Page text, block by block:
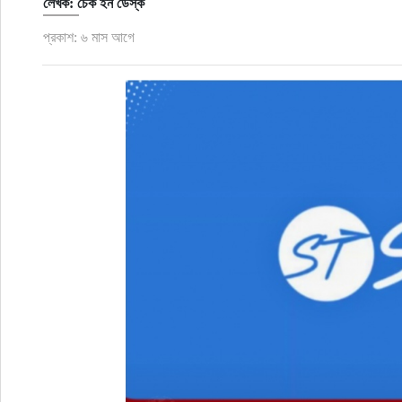
লেখক: চেক ইন ডেস্ক
প্রকাশ: ৬ মাস আগে